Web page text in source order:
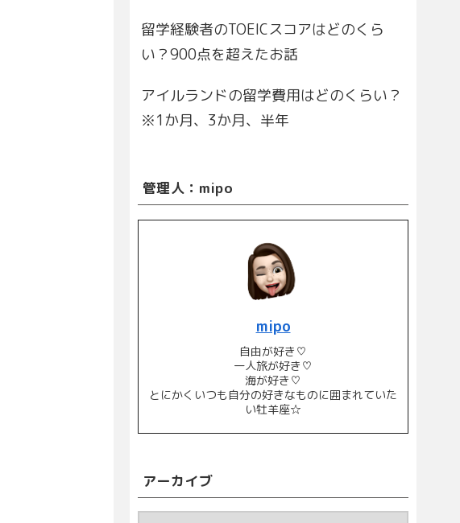
留学経験者のTOEICスコアはどのくら
い？900点を超えたお話
アイルランドの留学費用はどのくらい？
※1か月、3か月、半年
管理人：mipo
mipo
自由が好き♡
一人旅が好き♡
海が好き♡
とにかくいつも自分の好きなものに囲まれていた
い牡羊座☆
アーカイブ